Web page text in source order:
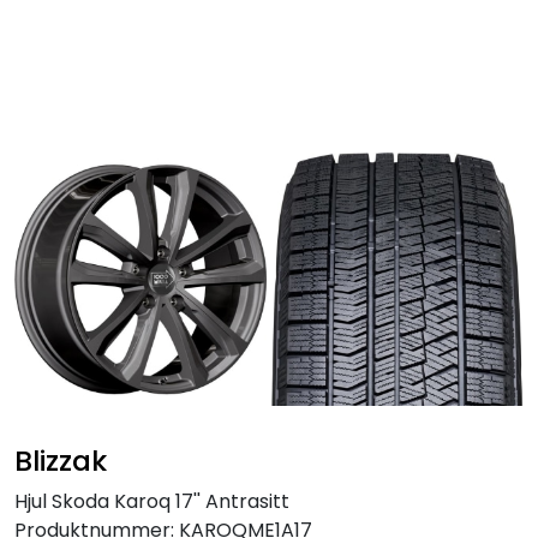
Blizzak
Hjul Skoda Karoq 17'' Antrasitt
Produktnummer: KAROQME1A17
Hjulpakker
Felger
Lastebil
Buss
Anlegg